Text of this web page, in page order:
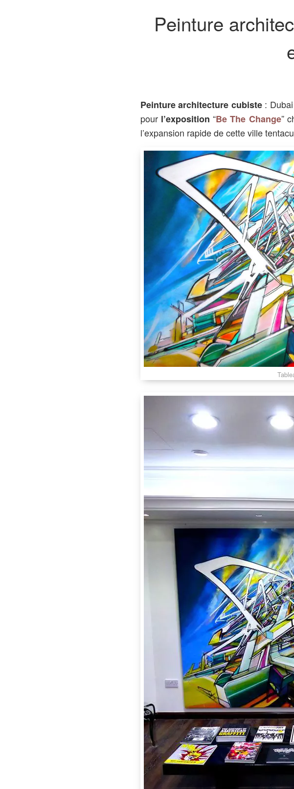
Peinture
Peinture architecture cubiste: Dubai
pour l’exposition “Be The Change”
l’expansion rapide de cette ville